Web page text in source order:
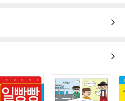
읽어보고 학습자 또한 찬성과 반대의 의
정리해 보는 코너 입니다.
Argument), 설명 및 예시(Support
상대방 의견을 반박하는 의견(Count